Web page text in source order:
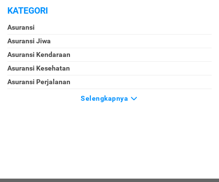
KATEGORI
Asuransi
Asuransi Jiwa
Asuransi Kendaraan
Asuransi Kesehatan
Asuransi Perjalanan
Selengkapnya